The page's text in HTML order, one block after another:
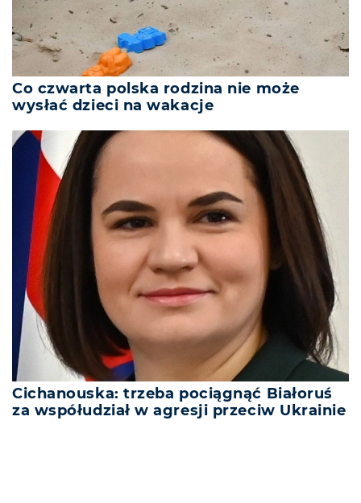
Co czwarta polska rodzina nie może
wysłać dzieci na wakacje
Cichanouska: trzeba pociągnąć Białoruś
za współudział w agresji przeciw Ukrainie